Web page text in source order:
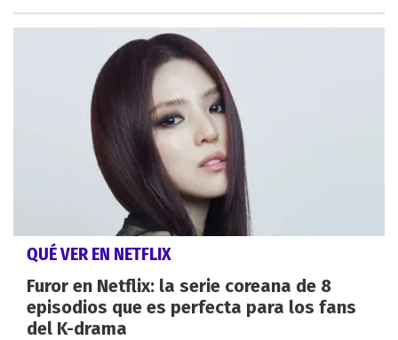
QUÉ VER EN NETFLIX
Furor en Netflix: la serie coreana de 8
episodios que es perfecta para los fans
del K-drama